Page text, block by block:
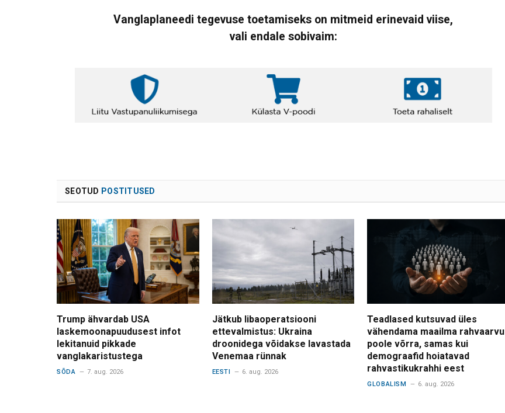
Vanglaplaneedi tegevuse toetamiseks on mitmeid erinevaid viise,
vali endale sobivaim:
SEOTUD POSTITUSED
Trump ähvardab USA
laskemoonapuudusest infot
lekitanuid pikkade
vanglakaristustega
SÕDA 7. aug. 2026
Jätkub libaoperatsiooni
ettevalmistus: Ukraina
droonidega võidakse lavastada
Venemaa rünnak
EESTI 6. aug. 2026
Teadlased kutsuvad üles
vähendama maailma rahvaarvu
poole võrra, samas kui
demograafid hoiatavad
rahvastikukrahhi eest
GLOBALISM 6. aug. 2026